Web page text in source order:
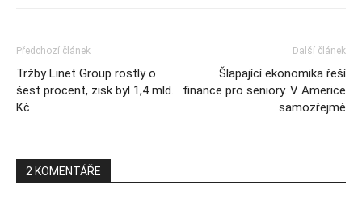
Předchozí článek
Tržby Linet Group rostly o
šest procent, zisk byl 1,4 mld.
Kč
Další článek
Šlapající ekonomika řeší
finance pro seniory. V Americe
samozřejmě
2 KOMENTÁŘE